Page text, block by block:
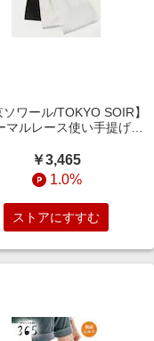
ソワール/TOKYO SOIR】
マルレース使い手提げバ
￥3,465
1.0%
ストアにすすむ